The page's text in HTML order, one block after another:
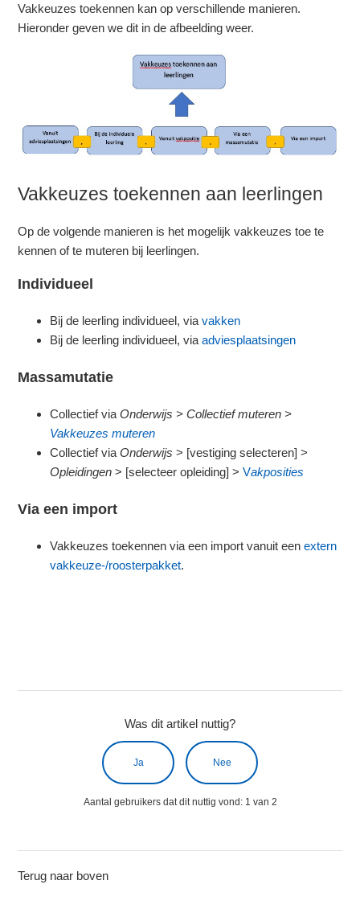
Vakkeuzes toekennen kan op verschillende manieren.
Hieronder geven we dit in de afbeelding weer.
Vakkeuzes toekennen aan leerlingen
Op de volgende manieren is het mogelijk vakkeuzes toe te
kennen of te muteren bij leerlingen.
Individueel
Bij de leerling individueel, viavakken
Bij de leerling individueel, viaadviesplaatsingen
Massamutatie
Collectief viaOnderwijs > Collectief muteren >
Vakkeuzes muteren
Collectief viaOnderwijs > [vestiging selecteren] >
Opleidingen > [selecteer opleiding] >Vakposities
Via een import
Vakkeuzes toekennen via een import vanuit eenextern
vakkeuze-/roosterpakket.
Was dit artikel nuttig?
Ja Nee
Aantal gebruikers dat dit nuttig vond: 1 van 2
Terug naar boven